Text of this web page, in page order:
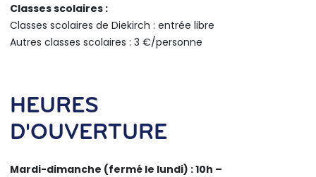
Classes scolaires :
Classes scolaires de Diekirch : entrée libre
Autres classes scolaires : 3 €/personne
HEURES
D'OUVERTURE
Mardi-dimanche (fermé le lundi) : 10h –